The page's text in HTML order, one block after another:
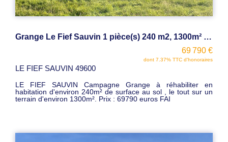
Grange Le Fief Sauvin 1 pièce(s) 240 m2, 1300m² terrain
69 790 €
dont 7.37% TTC d'honoraires
LE FIEF SAUVIN 49600
LE FIEF SAUVIN Campagne Grange à réhabiliter en
habitation d'environ 240m² de surface au sol , le tout sur un
terrain d'environ 1300m². Prix : 69790 euros FAI